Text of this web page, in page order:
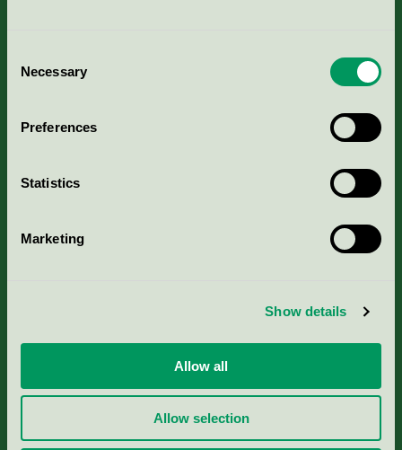
Selection
Necessary
Preferences
Statistics
Marketing
Show details
Allow all
Allow selection
Kriterier, ansökan & avgifter
Aktuella Remisser
Nordic Ecolabelling Portal
Portal för massa, papper & tryckerier
Press
Om oss